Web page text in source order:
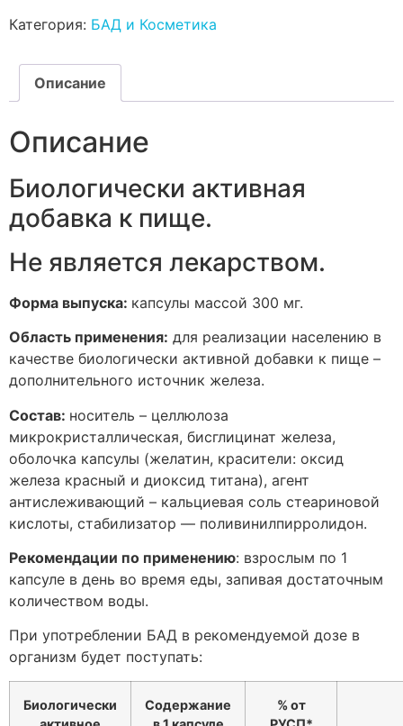
Категория: БАД и Косметика
Описание
Описание
Биологически активная
добавка к пище.
Не является лекарством.
Форма выпуска: капсулы массой 300 мг.
Область применения: для реализации населению в
качестве биологически активной добавки к пище –
дополнительного источник железа.
Состав: носитель – целлюлоза
микрокристаллическая, бисглицинат железа,
оболочка капсулы (желатин, красители: оксид
железа красный и диоксид титана), агент
антислеживающий – кальциевая соль стеариновой
кислоты, стабилизатор — поливинилпирролидон.
Рекомендации по применению: взрослым по 1
капсуле в день во время еды, запивая достаточным
количеством воды.
При употреблении БАД в рекомендуемой дозе в
организм будет поступать:
Биологически
Содержание
% от